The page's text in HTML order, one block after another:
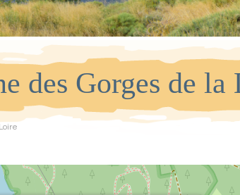
des Gorges de la